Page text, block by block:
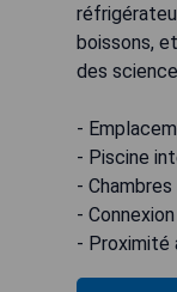
boissons,
des
-
- Piscine
-
-
- Proximité